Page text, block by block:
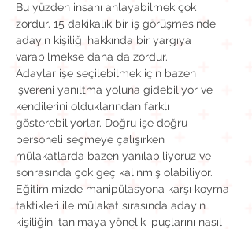
Bu yüzden insanı anlayabilmek çok
zordur. 15 dakikalık bir iş görüşmesinde
adayın kişiliği hakkında bir yargıya
Adaylar işe seçilebilmek için bazen
işvereni yanıltma yoluna gidebiliyor ve
kendilerini olduklarından farklı
gösterebiliyorlar. Doğru işe doğru
personeli seçmeye çalışırken
mülakatlarda bazen yanılabiliyoruz ve
sonrasında çok geç kalınmış olabiliyor.
Eğitimimizde manipülasyona karşı koyma
taktikleri ile mülakat sırasında adayın
kişiliğini tanımaya yönelik ipuçlarını nasıl